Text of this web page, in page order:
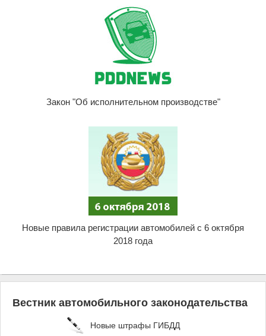
Закон "Об исполнительном производстве"
Новые правила регистрации автомобилей с 6 октября
2018 года
Вестник автомобильного законодательства
Новые штрафы ГИБДД